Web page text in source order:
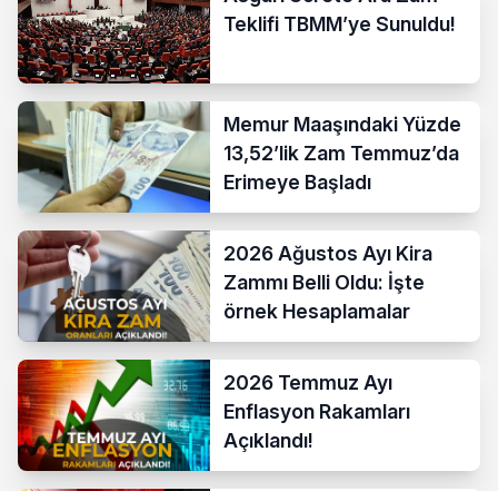
Teklifi TBMM’ye Sunuldu!
Memur Maaşındaki Yüzde
13,52’lik Zam Temmuz’da
Erimeye Başladı
2026 Ağustos Ayı Kira
Zammı Belli Oldu: İşte
örnek Hesaplamalar
2026 Temmuz Ayı
Enflasyon Rakamları
Açıklandı!